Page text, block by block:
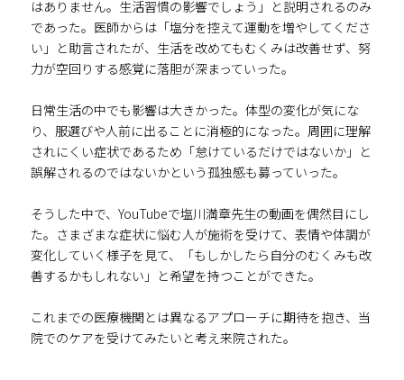
はありません。生活習慣の影響でしょう」と説明されるのみ
であった。医師からは「塩分を控えて運動を増やしてくださ
い」と助言されたが、生活を改めてもむくみは改善せず、努
力が空回りする感覚に落胆が深まっていった。
日常生活の中でも影響は大きかった。体型の変化が気にな
り、服選びや人前に出ることに消極的になった。周囲に理解
されにくい症状であるため「怠けているだけではないか」と
誤解されるのではないかという孤独感も募っていった。
そうした中で、YouTubeで塩川満章先生の動画を偶然目にし
た。さまざまな症状に悩む人が施術を受けて、表情や体調が
変化していく様子を見て、「もしかしたら自分のむくみも改
善するかもしれない」と希望を持つことができた。
これまでの医療機関とは異なるアプローチに期待を抱き、当
院でのケアを受けてみたいと考え来院された。